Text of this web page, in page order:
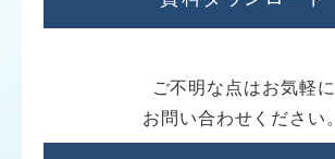
ご不明な点はお気軽に
お問い合わせください。